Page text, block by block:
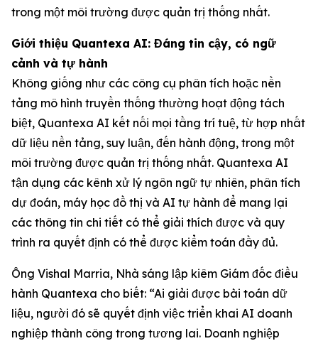
trong một môi trường được quản trị thống nhất.
Giới thiệu Quantexa AI: Đáng tin cậy, có ngữ
cảnh và tự hành
Không giống như các công cụ phân tích hoặc nền
tảng mô hình truyền thống thường hoạt động tách
biệt, Quantexa AI kết nối mọi tầng trí tuệ, từ hợp nhất
dữ liệu nền tảng, suy luận, đến hành động, trong một
môi trường được quản trị thống nhất. Quantexa AI
tận dụng các kênh xử lý ngôn ngữ tự nhiên, phân tích
dự đoán, máy học đồ thị và AI tự hành để mang lại
các thông tin chi tiết có thể giải thích được và quy
trình ra quyết định có thể được kiểm toán đầy đủ.
Ông Vishal Marria, Nhà sáng lập kiêm Giám đốc điều
hành Quantexa cho biết: “Ai giải được bài toán dữ
liệu, người đó sẽ quyết định việc triển khai AI doanh
nghiệp thành công trong tương lai. Doanh nghiệp